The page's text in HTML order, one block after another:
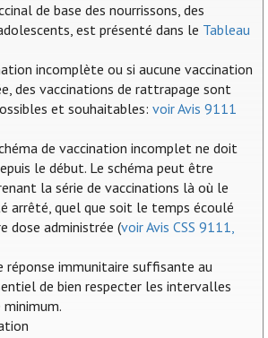
de base des nourrissons, des
est présenté dans le Tableau
incomplète ou si aucune vaccination
des vaccinations de rattrapage sont
et souhaitables:voir Avis 9111
de vaccination incomplet ne doit
le début. Le schéma peut être
la série de vaccinations là où le
arrêté, quel que soit le temps écoulé
dose administrée (voir Avis CSS 9111,
réponse immunitaire suffisante au
de bien respecter les intervalles
minimum.